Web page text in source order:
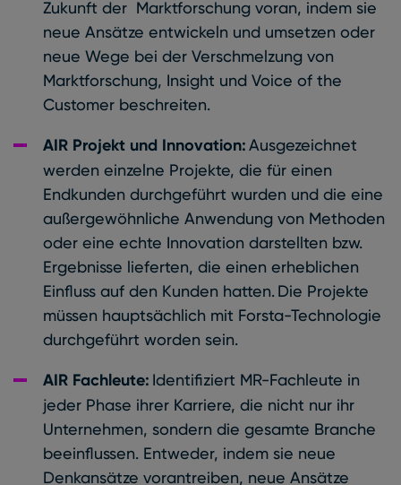
Zukunft der Marktforschung voran, indem sie
neue Ansätze entwickeln und umsetzen oder
neue Wege bei der Verschmelzung von
Marktforschung, Insight und Voice of the
Customer beschreiten.
AIR Projekt und Innovation:Ausgezeichnet
werden einzelne Projekte, die für einen
Endkunden durchgeführt wurden und die eine
außergewöhnliche Anwendung von Methoden
oder eine echte Innovation darstellten bzw.
Ergebnisse lieferten, die einen erheblichen
Einfluss auf den Kunden hatten. Die Projekte
müssen hauptsächlich mit Forsta-Technologie
durchgeführt worden sein.
AIR Fachleute: Identifiziert MR-Fachleute in
jeder Phase ihrer Karriere, die nicht nur ihr
Unternehmen, sondern die gesamte Branche
beeinflussen. Entweder, indem sie neue
Denkansätze vorantreiben, neue Ansätze